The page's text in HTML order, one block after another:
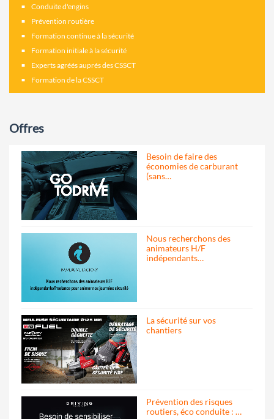
Conduite d'engins
Prévention routière
Formation continue à la sécurité
Formation initiale à la sécurité
Experts agréés auprés des CSSCT
Formation de la CSSCT
Offres
Besoin de faire des
économies de carburant
(sans…
Nous recherchons des
animateurs H/F
indépendants…
La sécurité sur vos
chantiers
Prévention des risques
routiers, éco conduite : …